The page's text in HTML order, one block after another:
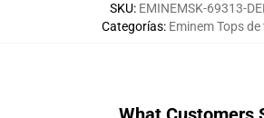
SKU: EMINEMSK-69313-
Categorías: Eminem Tops